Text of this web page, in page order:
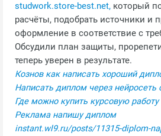
studwork.store-best.net, который
расчёты, подобрать источники и
оформление в соответствие с
Обсудили план защиты,
теперь уверен в результате.
Кознов как написать хороший
Написать диплом через нейросеть
Где можно купить курсовую работу
Реклама напишу диплом
instant.wl9.ru/posts/11315-diplom-